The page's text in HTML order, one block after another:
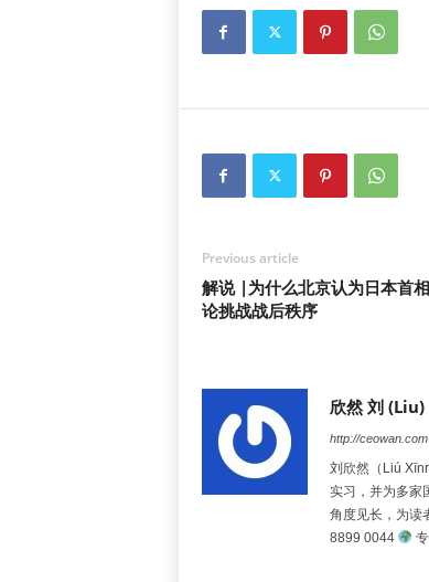
Previous article
解说 |为什么北京认为日本首
论挑战战后秩序
欣然 刘 (Liu)
http://ceowan.com
刘欣然（Liú
实习，并为多家
角度见长，为读
8899 0044